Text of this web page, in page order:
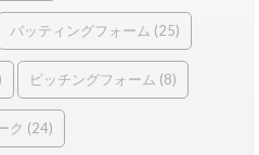
バッティングフォーム (25)
ピッチングフォーム (8)
ク (24)